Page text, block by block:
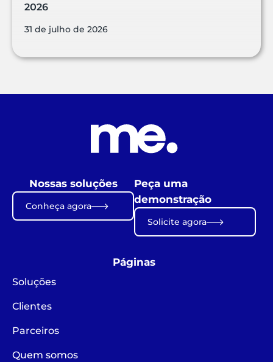
2026
31 de julho de 2026
Nossas soluções
Conheça agora
Peça uma
demonstração
Solicite agora
Páginas
Soluções
Clientes
Parceiros
Quem somos